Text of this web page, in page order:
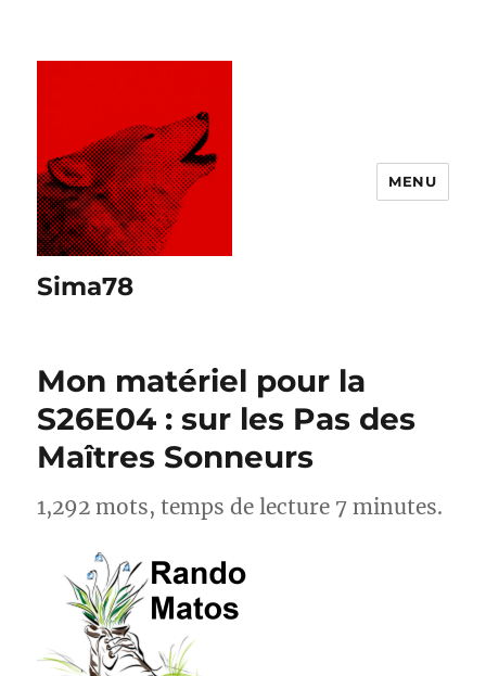
Sima78
MENU
Mon matériel pour la
S26E04 : sur les Pas des
Maîtres Sonneurs
1,292 mots, temps de lecture 7 minutes.